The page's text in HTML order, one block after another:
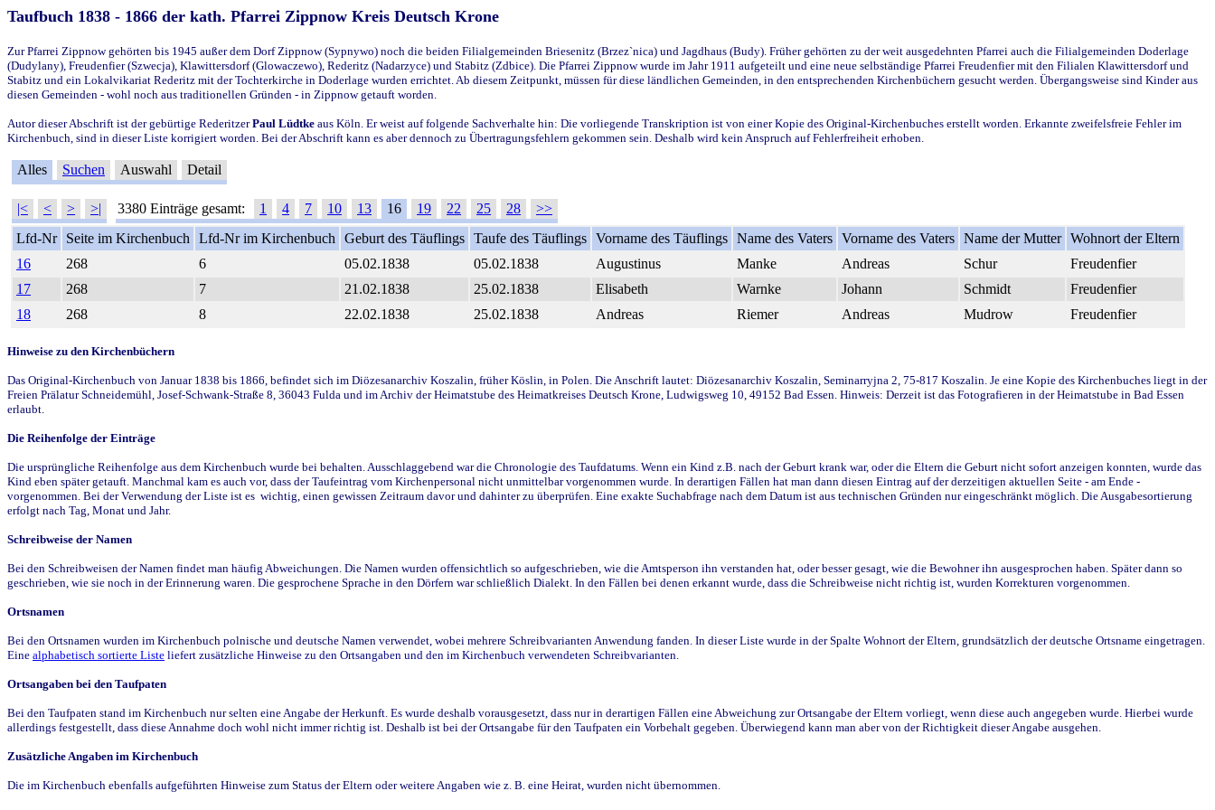
Taufbuch 1838 - 1866 der kath. Pfarrei Zippnow Kreis Deutsch Krone
Zur Pfarrei Zippnow gehörten bis 1945 außer dem Dorf Zippnow (Sypnywo) noch die beiden Filialgemeinden Briesenitz (Brzez`nica) und Jagdhaus (Budy). Früher gehörten zu der weit ausgedehnten Pfarrei auch die Filialgemeinden Doderlage
(Dudylany), Freudenfier (Szwecja), Klawittersdorf (Glowaczewo), Rederitz (Nadarzyce) und Stabitz (Zdbice). Die Pfarrei Zippnow wurde im Jahr 1911 aufgeteilt und eine neue selbständige Pfarrei Freudenfier mit den Filialen Klawittersdorf und
Stabitz und ein Lokalvikariat Rederitz mit der Tochterkirche in Doderlage wurden errichtet. Ab diesem Zeitpunkt, müssen für diese ländlichen Gemeinden, in den entsprechenden Kirchenbüchern gesucht werden. Übergangsweise sind Kinder aus
diesen Gemeinden - wohl noch aus traditionellen Gründen - in Zippnow getauft worden.
Autor dieser Abschrift ist der gebürtige RederitzerPaul Lüdtke aus Köln. Er weist auf folgende Sachverhalte hin: Die vorliegende Transkription ist von einer Kopie des Original-Kirchenbuches erstellt worden. Erkannte zweifelsfreie Fehler im
Kirchenbuch, sind in dieser Liste korrigiert worden. Bei der Abschrift kann es aber dennoch zu Übertragungsfehlern gekommen sein. Deshalb wird kein Anspruch auf Fehlerfreiheit erhoben.
Alles Suchen Auswahl Detail
|< < > >| 3380 Einträge gesamt: 1 4 7 10 13 16 19 22 25 28
>>
Lfd-Nr
Seite im Kirchenbuch Lfd-Nr im Kirchenbuch Geburt des Täuflings Taufe des Täuflings Vorname des Täuflings Name des Vaters Vorname des Vaters Name der Mutter Wohnort der Eltern
16
268 6 05.02.1838 05.02.1838 Augustinus Manke Andreas Schur
Freudenfier
17
268 7 21.02.1838 25.02.1838 Elisabeth Warnke Johann Schmidt
Freudenfier
18
268 8 22.02.1838 25.02.1838 Andreas Riemer Andreas Mudrow Freudenfier
Hinweise zu den Kirchenbüchern
Das Original-Kirchenbuch von Januar 1838 bis 1866, befindet sich im Diözesanarchiv Koszalin, früher Köslin, in Polen. Die Anschrift lautet: Diözesanarchiv Koszalin, Seminarryjna 2, 75-817 Koszalin. Je eine Kopie des Kirchenbuches liegt in der
Freien Prälatur Schneidemühl, Josef-Schwank-Straße 8, 36043 Fulda und im Archiv der Heimatstube des Heimatkreises Deutsch Krone, Ludwigsweg 10, 49152 Bad Essen. Hinweis: Derzeit ist das Fotografieren in der Heimatstube in Bad Essen
erlaubt.
Die Reihenfolge der Einträge
Die ursprüngliche Reihenfolge aus dem Kirchenbuch wurde bei behalten. Ausschlaggebend war die Chronologie des Taufdatums. Wenn ein Kind z.B. nach der Geburt krank war, oder die Eltern die Geburt nicht sofort anzeigen konnten, wurde das
Kind eben später getauft. Manchmal kam es auch vor, dass der Taufeintrag vom Kirchenpersonal nicht unmittelbar vorgenommen wurde. In derartigen Fällen hat man dann diesen Eintrag auf der derzeitigen aktuellen Seite - am Ende -
vorgenommen. Bei der Verwendung der Liste ist es wichtig, einen gewissen Zeitraum davor und dahinter zu überprüfen. Eine exakte Suchabfrage nach dem Datum ist aus technischen Gründen nur eingeschränkt möglich. Die Ausgabesortierung
erfolgt nach Tag, Monat und Jahr.
Schreibweise der Namen
Bei den Schreibweisen der Namen findet man häufig Abweichungen. Die Namen wurden offensichtlich so aufgeschrieben, wie die Amtsperson ihn verstanden hat, oder besser gesagt, wie die Bewohner ihn ausgesprochen haben. Später dann so
geschrieben, wie sie noch in der Erinnerung waren. Die gesprochene Sprache in den Dörfern war schließlich Dialekt. In den Fällen bei denen erkannt wurde, dass die Schreibweise nicht richtig ist, wurden Korrekturen vorgenommen.
Ortsnamen
Bei den Ortsnamen wurden im Kirchenbuch polnische und deutsche Namen verwendet, wobei mehrere Schreibvarianten Anwendung fanden. In dieser Liste wurde in der Spalte Wohnort der Eltern, grundsätzlich der deutsche Ortsname eingetragen.
Eine alphabetisch sortierte Liste liefert zusätzliche Hinweise zu den Ortsangaben und den im Kirchenbuch verwendeten Schreibvarianten.
Ortsangaben bei den Taufpaten
Bei den Taufpaten stand im Kirchenbuch nur selten eine Angabe der Herkunft. Es wurde deshalb vorausgesetzt, dass nur in derartigen Fällen eine Abweichung zur Ortsangabe der Eltern vorliegt, wenn diese auch angegeben wurde. Hierbei wurde
allerdings festgestellt, dass diese Annahme doch wohl nicht immer richtig ist. Deshalb ist bei der Ortsangabe für den Taufpaten ein Vorbehalt gegeben. Überwiegend kann man aber von der Richtigkeit dieser Angabe ausgehen.
Zusätzliche Angaben im Kirchenbuch
Die im Kirchenbuch ebenfalls aufgeführten Hinweise zum Status der Eltern oder weitere Angaben wie z. B. eine Heirat, wurden nicht übernommen.